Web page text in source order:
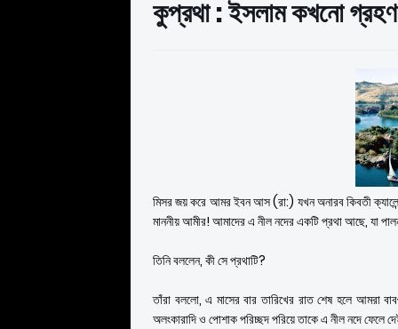
কুপ্রথা : ইসলাম কখনো গ্রহণ
মিসর জয় করে আমর ইবন আস (রা:) যখন অনারব কিবতী
মাননীয় আমীর! আমাদের এ নীল নদের একটি প্রথা আছে, যা
তিনি বললেন, কী সে প্রথাটি?
তাঁরা বললো, এ মাসের বার তারিখের রাত শেষ হলে আমরা
অলংকারাদি ও পোশাক পরিচ্ছদ পরিয়ে তাকে এ নীল নদে ফেলে